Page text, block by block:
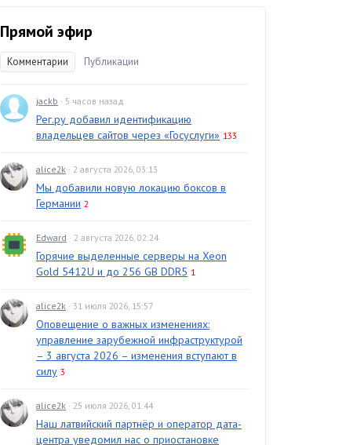
Прямой эфир
Комментарии Публикации
jackb · 5 часов назад
Рег.ру добавил идентификацию
владельцев сайтов через «Госуслуги» 133
alice2k · 2 августа 2026, 03:13
Мы добавили новую локацию боксов в
Германии 2
Edward · 2 августа 2026, 02:24
Горячие выделенные серверы на Xeon
Gold 5412U и до 256 GB DDR5 1
alice2k · 31 июля 2026, 15:57
Оповещение о важных изменениях:
управление зарубежной инфраструктурой
– 3 августа 2026 – изменения вступают в
силу 3
alice2k · 25 июля 2026, 01:44
Наш латвийский партнёр и оператор дата-
центра уведомил нас о приостановке